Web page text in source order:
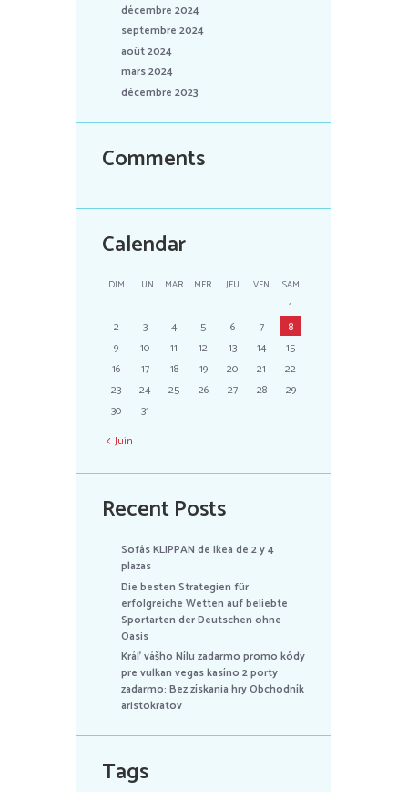
décembre 2024
septembre 2024
août 2024
mars 2024
décembre 2023
Comments
Calendar
DIM LUN MAR MER JEU VEN SAM
1
2
3 4 5 6 7
8
9
10 11 12 13 14
15
16
17 18 19 20 21
22
23
24 25 26 27 28
29
30
31
Juin
Recent Posts
Sofás KLIPPAN de Ikea de 2 y 4
plazas
Die besten Strategien für
erfolgreiche Wetten auf beliebte
Sportarten der Deutschen ohne
Oasis
Kráľ vášho Nílu zadarmo promo kódy
pre vulkan vegas kasíno 2 porty
zadarmo: Bez získania hry Obchodník
aristokratov
Tags